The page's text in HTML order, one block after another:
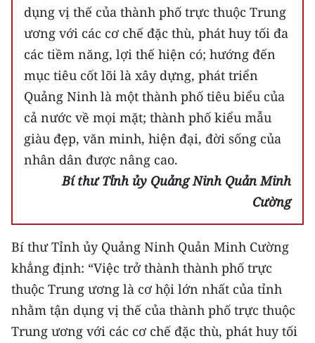
dụng vị thế của thành phố trực thuộc Trung
ương với các cơ chế đặc thù, phát huy tối đa
các tiềm năng, lợi thế hiện có; hướng đến
mục tiêu cốt lõi là xây dựng, phát triển
Quảng Ninh là một thành phố tiêu biểu của
cả nước về mọi mặt; thành phố kiểu mẫu
giàu đẹp, văn minh, hiện đại, đời sống của
nhân dân được nâng cao.
Bí thư Tỉnh ủy Quảng Ninh Quản Minh
Cường
Bí thư Tỉnh ủy Quảng Ninh Quản Minh Cường
khẳng định: “Việc trở thành thành phố trực
thuộc Trung ương là cơ hội lớn nhất của tỉnh
nhằm tận dụng vị thế của thành phố trực thuộc
Trung ương với các cơ chế đặc thù, phát huy tối